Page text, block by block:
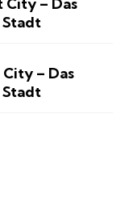
City – Das
– Das